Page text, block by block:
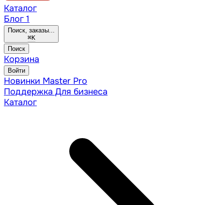
Каталог
Блог 1
Поиск, заказы...
⌘K
Поиск
Корзина
Войти
Новинки Master Pro
Поддержка Для бизнеса
Каталог